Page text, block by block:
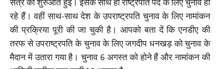
सत्र की शुरुआत हुई। इसके साथ ही राष्ट्रपति पद के लिए चुनाव हो
रहे हैं। वहीं साथ-साथ देश के उपराष्ट्रपति चुनाव के लिए नामांकन
की प्रक्रिया पूरी की जा चुकी है। आपको बता दें कि एनडीए की
तरफ से उपराष्ट्रपति के चुनाव के लिए जगदीप धनखड़ को चुनाव के
मैदान में उतारा गया है। चुनाव 6 अगस्त को होने हैं और नामांकन की